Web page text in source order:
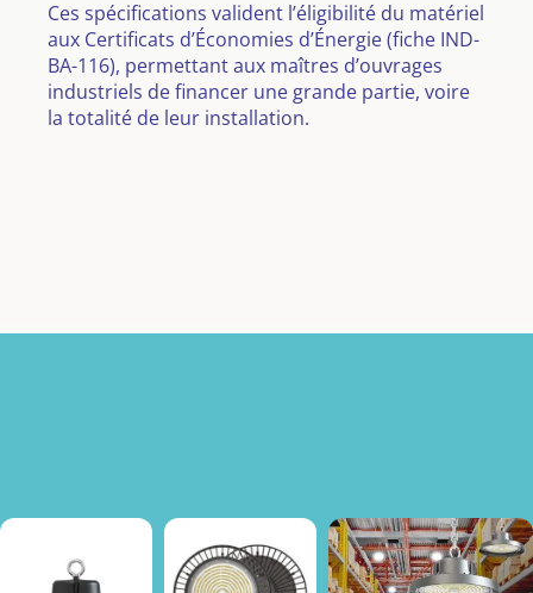
Ces spécifications valident l’éligibilité du matériel
aux Certificats d’Économies d’Énergie (fiche IND-
BA-116), permettant aux maîtres d’ouvrages
industriels de financer une grande partie, voire
la totalité de leur installation.